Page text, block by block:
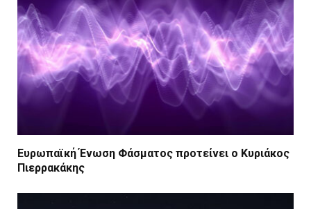
Ευρωπαϊκή Ένωση Φάσματος προτείνει ο Κυριάκος
Πιερρακάκης